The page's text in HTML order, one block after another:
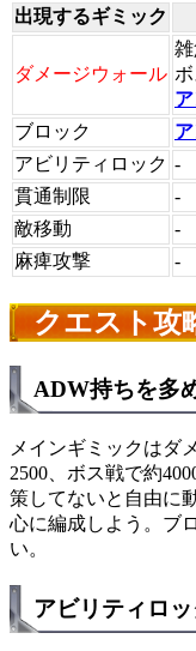
出現するギミック
ダメージウォール
ブロック
アビリティロック -
貫通制限
-
敵移動
-
麻痺攻撃
-
クエスト攻
ADW持ちを多
メインギミックはダ
2500、ボス戦で約
策してないと自由に
心に編成しよう。ブ
い。
アビリティロ